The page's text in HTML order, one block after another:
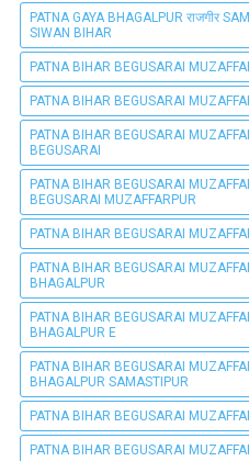
PATNA GAYA BHAGALPUR राजगीर
SIWAN BIHAR
PATNA BIHAR BEGUSARAI
PATNA BIHAR BEGUSARAI
PATNA BIHAR BEGUSARAI
BEGUSARAI
PATNA BIHAR BEGUSARAI
BEGUSARAI MUZAFFARPUR
PATNA BIHAR BEGUSARAI
PATNA BIHAR BEGUSARAI
BHAGALPUR
PATNA BIHAR BEGUSARAI
BHAGALPUR E
PATNA BIHAR BEGUSARAI
BHAGALPUR SAMASTIPUR
PATNA BIHAR BEGUSARAI
PATNA BIHAR BEGUSARAI